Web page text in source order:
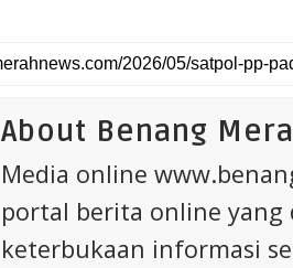
About Benang
Media online
portal berita online
keterbukaan informasi